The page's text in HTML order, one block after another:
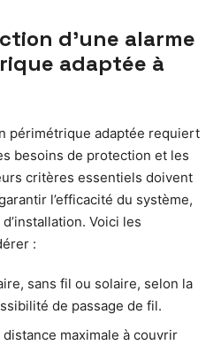
d’une alarme
adaptée à
périmétrique adaptée requiert
besoins de protection et les
critères essentiels doivent
l’efficacité du système,
Voici les
:
sans fil ou solaire, selon la
de passage de fil.
maximale à couvrir